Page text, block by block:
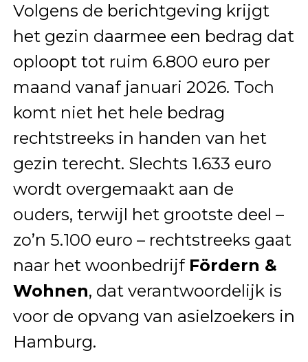
Volgens de berichtgeving krijgt
het gezin daarmee een bedrag dat
oploopt tot ruim 6.800 euro per
maand vanaf januari 2026. Toch
komt niet het hele bedrag
rechtstreeks in handen van het
gezin terecht. Slechts 1.633 euro
wordt overgemaakt aan de
ouders, terwijl het grootste deel –
zo’n 5.100 euro – rechtstreeks gaat
naar het woonbedrijf Fördern &
Wohnen, dat verantwoordelijk is
voor de opvang van asielzoekers in
Hamburg.